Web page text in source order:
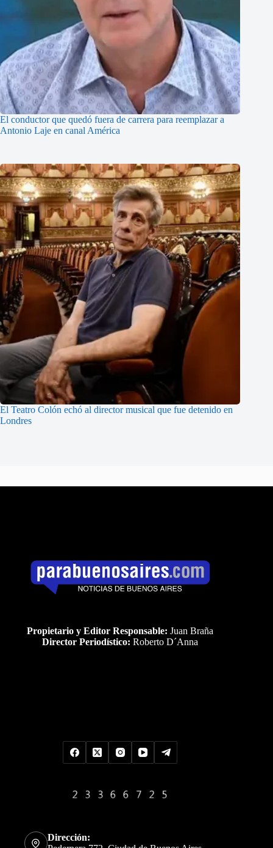
El conductor que quedó fuera de carrera para reemplazar a
Antonio Laje en canal América
El Teatro Colón echó al director musical que fue detenido en
Londres
Propietario y Editor Responsable: Juan Braña
Director Periodístico: Roberto D´Anna
Dirección: